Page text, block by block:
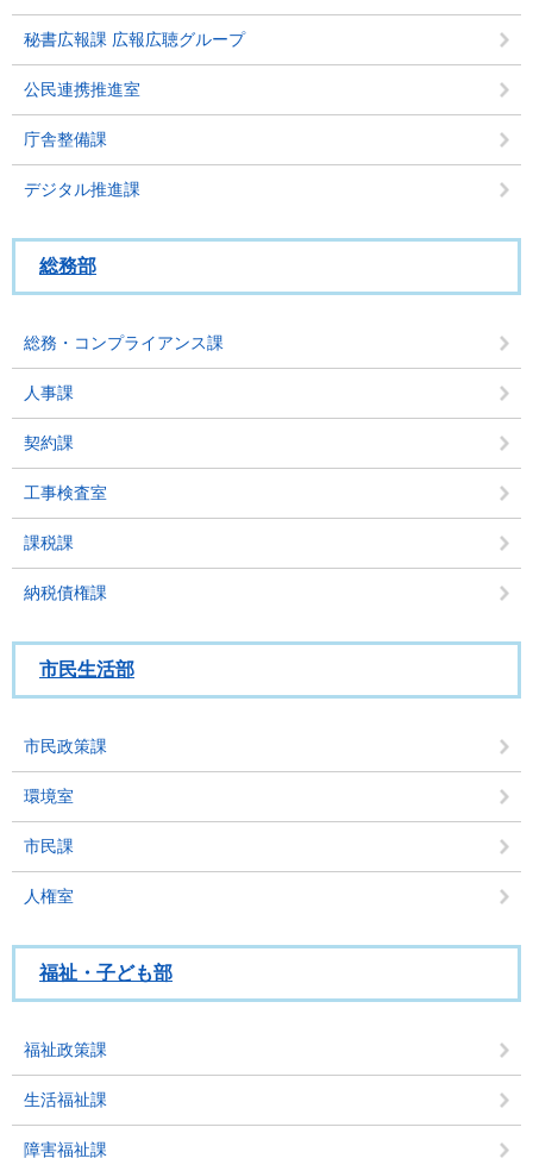
秘書広報課 広報広聴グループ
公民連携推進室
庁舎整備課
デジタル推進課
総務部
総務・コンプライアンス課
人事課
契約課
工事検査室
課税課
納税債権課
市民生活部
市民政策課
環境室
市民課
人権室
福祉・子ども部
福祉政策課
生活福祉課
障害福祉課